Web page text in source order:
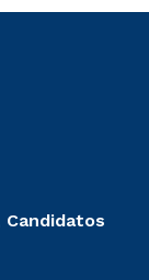
Candidatos